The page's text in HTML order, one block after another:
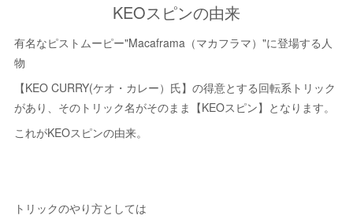
KEOスピンの由来
有名なピストムーピー"Macaframa（マカフラマ）"に登場する人
物
【KEO CURRY(ケオ・カレー）氏】の得意とする回転系トリック
があり、そのトリック名がそのまま【KEOスピン】となります。
これがKEOスピンの由来。
トリックのやり方としては